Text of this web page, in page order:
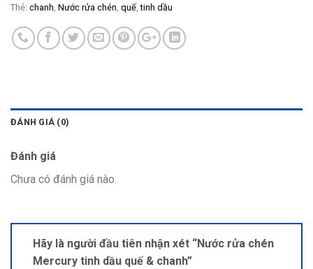
Thẻ: chanh Nước rửa chén quế,tinh dầu
ĐÁNH GIÁ (0)
Đánh giá
Chưa có đánh giá nào.
Hãy là người đầu tiên nhận xét “Nước rửa chén
Mercury tinh dầu quế & chanh”